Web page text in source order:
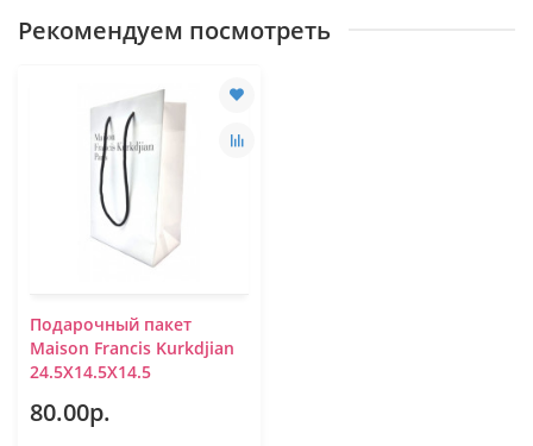
Рекомендуем посмотреть
Подарочный пакет
Maison Francis Kurkdjian
24.5Х14.5Х14.5
80.00р.